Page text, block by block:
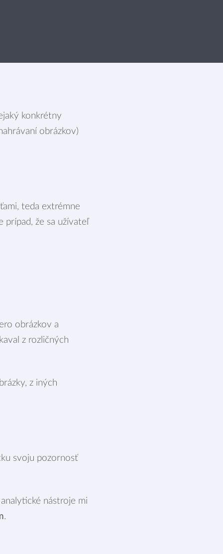
konkrétny
obrázkov)
teda extrémne
že sa užívateľ
obrázkov a
z rozličných
z iných
svoju pozornosť
nástroje mi
.